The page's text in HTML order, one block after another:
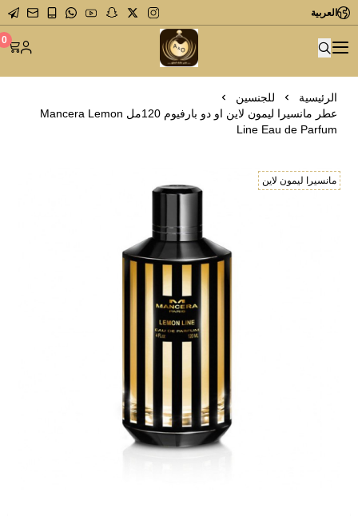
العربية
متجر عاشق العطور 0
الرئيسية
للجنسين
عطر مانسيرا ليمون لاين او دو بارفيوم 120مل Mancera Lemon
Line Eau de Parfum
مانسيرا ليمون لاين